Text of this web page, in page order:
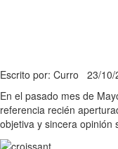
Escrito por: Curro 23/
En el pasado mes de
referencia recién
objetiva y sincera opinión